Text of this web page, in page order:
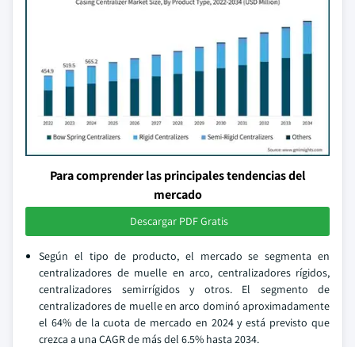
Para comprender las principales tendencias del
mercado
Descargar PDF Gratis
Según el tipo de producto, el mercado se segmenta en
centralizadores de muelle en arco, centralizadores rígidos,
centralizadores semirrígidos y otros. El segmento de
centralizadores de muelle en arco dominó aproximadamente
el 64% de la cuota de mercado en 2024 y está previsto que
crezca a una CAGR de más del 6.5% hasta 2034.